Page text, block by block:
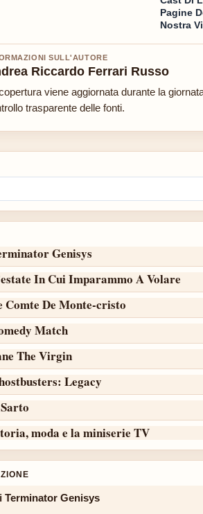
Pagine
Nostra
SULL'AUTORE
Riccardo Ferrari Russo
viene aggiornata durante la
trasparente delle fonti.
Genisys
In Cui Imparammo A Volare
Comte De Monte-cristo
Match
The Virgin
Legacy
moda e la miniserie TV
Terminator Genisys